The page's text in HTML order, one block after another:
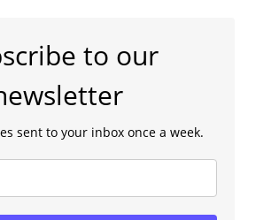
to our
sent to your inbox once a week.